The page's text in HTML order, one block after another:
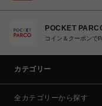
POCKET
コイン＆クーポンで
カテゴリー
全カテゴリーから探す